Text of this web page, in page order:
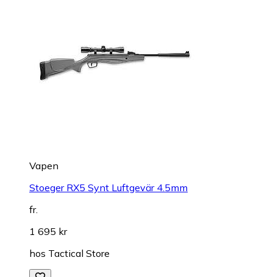
Vapen
Stoeger RX5 Synt Luftgevär 4.5mm
fr.
1 695 kr
hos Tactical Store